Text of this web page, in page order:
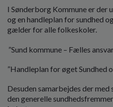
I Sønderborg Kommune er der
og en handleplan for sundhed
gælder for alle folkeskoler.
”Sund kommune – Fælles
”Handleplan for øget Sundhed
Desuden samarbejdes der
den generelle